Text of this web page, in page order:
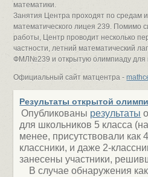
математики.
Занятия Центра проходят по средам
математического лицея 239. Помимо
работы, Центр проводит несколько
частности, летний математический
ФМЛ№239 и открытую олимпиаду для
Официальный сайт матцентра -
Результаты открытой
Опубликованы результаты
для школьников 5 класса
менее, присутствовали как
классники, и даже 2-
занесены участники,
В случае обнаружения